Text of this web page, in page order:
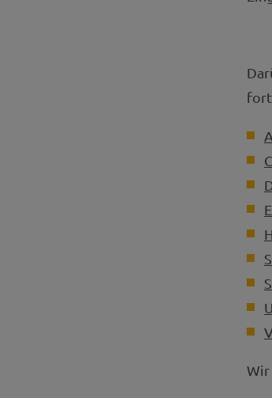
Wir